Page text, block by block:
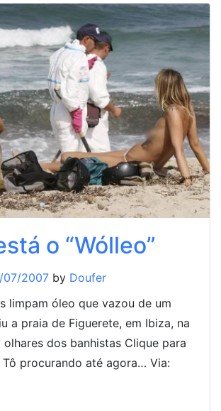
o “Wólleo”
07/2007 by Doufer
limpam óleo que vazou de um
a praia de Figuerete, em Ibiza, na
olhares dos banhistas Clique para
procurando até agora… Via: